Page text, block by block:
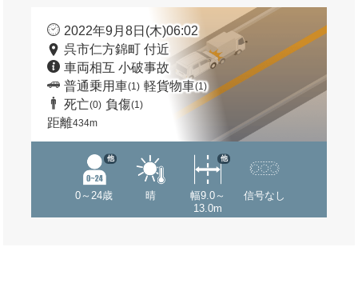
2022年9月8日(木)06:02
呉市仁方錦町 付近
車両相互 小破事故
普通乗用車(1) 軽貨物車(1)
死亡(0) 負傷(1)
距離434m
0～24歳
他
晴
幅9.0～
13.0m
他
信号なし